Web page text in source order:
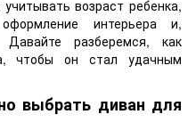
возраст ребенка,
интерьера и,
Давайте разберемся, как
чтобы он стал удачным
выбрать диван для